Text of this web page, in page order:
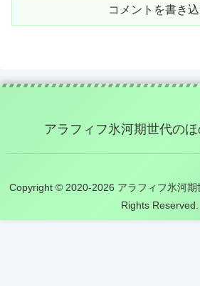
コメントを書き
アラフィフ氷河期世代の
Copyright © 2020-2026 アラフィフ氷河期
Rights Reserved.